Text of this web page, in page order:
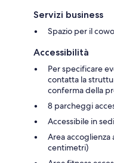
Servizi business
Spazio per il
Accessibilità
Per specificare
contatta la
conferma della
8 parcheggi
Accessibile in
Area accoglienza
centimetri)